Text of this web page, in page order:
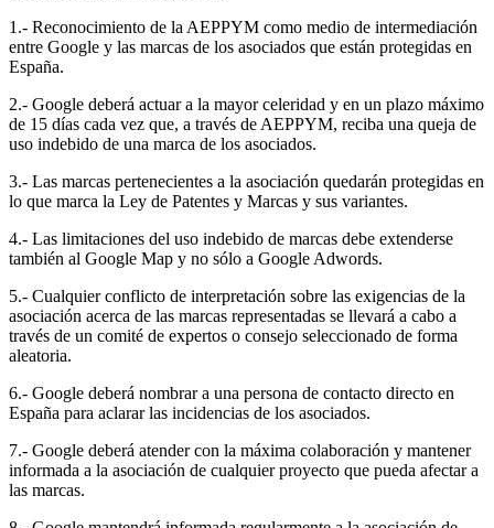
1.- Reconocimiento de la AEPPYM como medio de intermediación
entre Google y las marcas de los asociados que están protegidas en
España.
2.- Google deberá actuar a la mayor celeridad y en un plazo máximo
de 15 días cada vez que, a través de AEPPYM, reciba una queja de
uso indebido de una marca de los asociados.
3.- Las marcas pertenecientes a la asociación quedarán protegidas en
lo que marca la Ley de Patentes y Marcas y sus variantes.
4.- Las limitaciones del uso indebido de marcas debe extenderse
también al Google Map y no sólo a Google Adwords.
5.- Cualquier conflicto de interpretación sobre las exigencias de la
asociación acerca de las marcas representadas se llevará a cabo a
través de un comité de expertos o consejo seleccionado de forma
aleatoria.
6.- Google deberá nombrar a una persona de contacto directo en
España para aclarar las incidencias de los asociados.
7.- Google deberá atender con la máxima colaboración y mantener
informada a la asociación de cualquier proyecto que pueda afectar a
las marcas.